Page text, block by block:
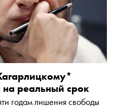
реальный срок
годам лишения свободы